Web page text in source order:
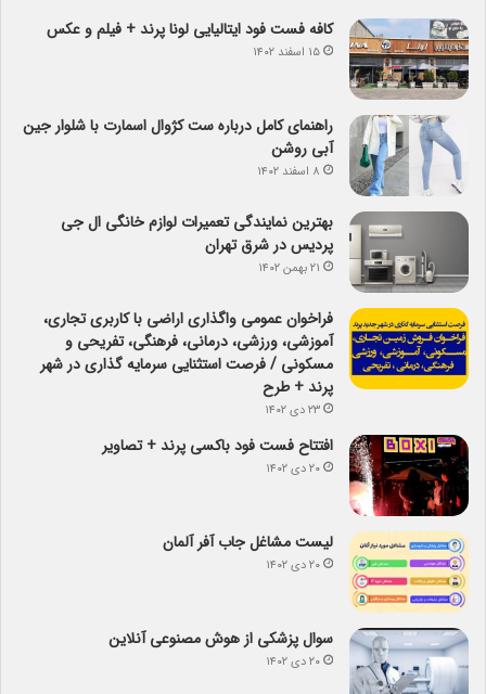
کافه فست فود ایتالیایی لونا پرند + فیلم و عکس
۱۵ اسفند ۱۴۰۲
راهنمای کامل درباره ست کژوال اسمارت با شلوار جین
آبی روشن
۸ اسفند ۱۴۰۲
بهترین نمایندگی تعمیرات لوازم خانگی ال جی
پردیس در شرق تهران
۲۱ بهمن ۱۴۰۲
فراخوان عمومی واگذاری اراضی با کاربری تجاری،
آموزشی، ورزشی، درمانی، فرهنگی، تفریحی و
مسکونی / فرصت استثنایی سرمایه گذاری در شهر
پرند + طرح
۲۳ دی ۱۴۰۲
افتتاح فست فود باکسی پرند + تصاویر
۲۰ دی ۱۴۰۲
لیست مشاغل جاب آفر آلمان
۲۰ دی ۱۴۰۲
سوال پزشکی از هوش مصنوعی آنلاین
۲۰ دی ۱۴۰۲